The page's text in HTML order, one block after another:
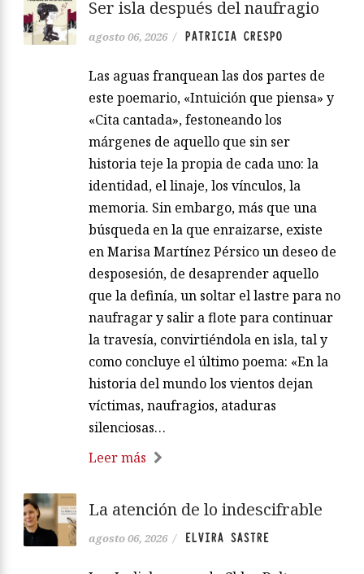
Ser isla después del naufragio
agosto 06, 2026 / PATRICIA CRESPO
Las aguas franquean las dos partes de
este poemario, «Intuición que piensa» y
«Cita cantada», festoneando los
márgenes de aquello que sin ser
historia teje la propia de cada uno: la
identidad, el linaje, los vínculos, la
memoria. Sin embargo, más que una
búsqueda en la que enraizarse, existe
en Marisa Martínez Pérsico un deseo de
desposesión, de desaprender aquello
que la definía, un soltar el lastre para no
naufragar y salir a flote para continuar
la travesía, convirtiéndola en isla, tal y
como concluye el último poema: «En la
historia del mundo los vientos dejan
víctimas, naufragios, ataduras
silenciosas…
Leer más
La atención de lo indescifrable
agosto 06, 2026 / ELVIRA SASTRE